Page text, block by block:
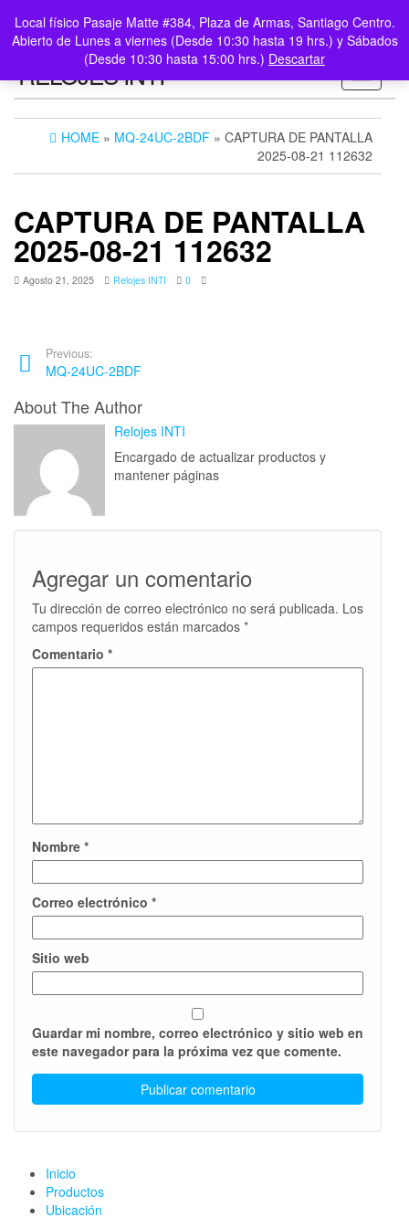
Local físico Pasaje Matte #384, Plaza de Armas, Santiago Centro.
Abierto de Lunes a viernes (Desde 10:30 hasta 19 hrs.) y Sábados
(Desde 10:30 hasta 15:00 hrs.) Descartar
LOGIN /
REGISTER
0
$0
Toggle
RELOJES INTI
HOME » MQ-24UC-2BDF » CAPTURA DE PANTALLA
2025-08-21 112632
CAPTURA DE PANTALLA
2025-08-21 112632
Agosto 21, 2025 Relojes INTI 0
Previous:
MQ-24UC-2BDF
About The Author
Relojes INTI
Encargado de actualizar productos y
mantener páginas
Agregar un comentario
Tu dirección de correo electrónico no será publicada. Los
campos requeridos están marcados *
Comentario *
Nombre *
Correo electrónico *
Sitio web
Guardar mi nombre, correo electrónico y sitio web en
este navegador para la próxima vez que comente.
Inicio
Productos
Ubicación